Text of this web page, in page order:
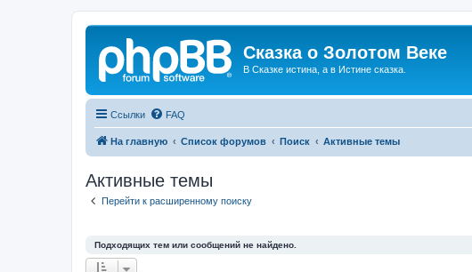
Сказка о Золотом Веке
В Сказке истина, а в Истине сказка.
Ссылки FAQ
На главную Список форумов Поиск Активные темы
Активные темы
Перейти к расширенному поиску
Подходящих тем или сообщений не найдено.